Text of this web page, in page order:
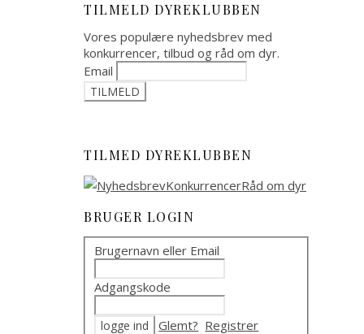
TILMELD DYREKLUBBEN
Vores populære nyhedsbrev med
konkurrencer, tilbud og råd om dyr.
Email
TILMED DYREKLUBBEN
BRUGER LOGIN
Brugernavn eller Email
Adgangskode
Glemt? Registrer